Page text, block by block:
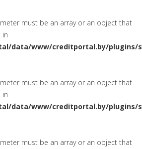
must be an array or an object that
in
data/www/creditportal.by/plugins/
must be an array or an object that
in
data/www/creditportal.by/plugins/
must be an array or an object that